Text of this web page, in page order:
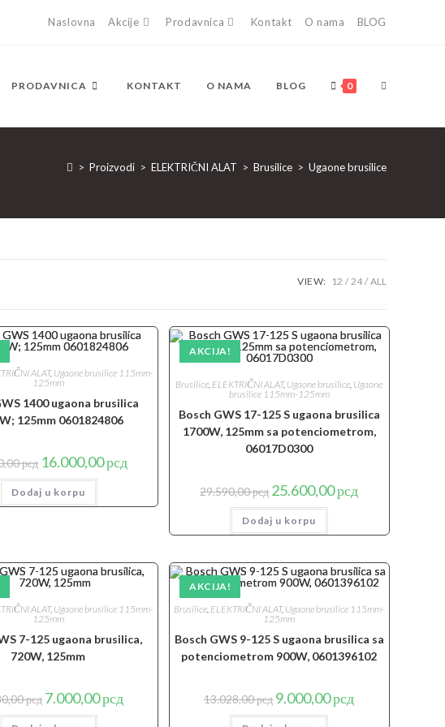
Naslovna Akcije Prodavnica Kontakt O nama BLOG
PRODAVNICA KONTAKT O NAMA BLOG 0 TOGGLE
WEBSITE
> Proizvodi > ELEKTRIČNI ALAT > Brusilice > Ugaone brusilice
VIEW: 12 24 ALL
ALAT, Ugaone brusilice 115mm-
125mm
1400 ugaona brusilica
125mm 0601824806
рсд Originalna
cena
je
bila:
17.410,00 рсд.
16.000,00рсдTrenutna
cena
Dodaj u korpu
AKCIJA!
Brusilice, ELEKTRIČNI ALAT, Ugaone brusilice, Ugaone
brusilice 115mm-125mm
Bosch GWS 17-125 S ugaona brusilica
1700W, 125mm sa potenciometrom,
06017D0300
29.590,00рсд Originalna
cena
je
bila:
29.590,00 рсд.
25.600,00рсдTrenutna
cena
Dodaj u korpu
ALAT, Ugaone brusilice 115mm-
125mm
7-125 ugaona brusilica,
720W, 125mm
рсд Originalna
cena
je
7.000,00рсдTrenutna
cena
AKCIJA!
Brusilice, ELEKTRIČNI ALAT, Ugaone brusilice 115mm-
125mm
Bosch GWS 9-125 S ugaona brusilica sa
potenciometrom 900W, 0601396102
13.028,00рсд Originalna
cena
je
9.000,00рсдTrenutna
cena